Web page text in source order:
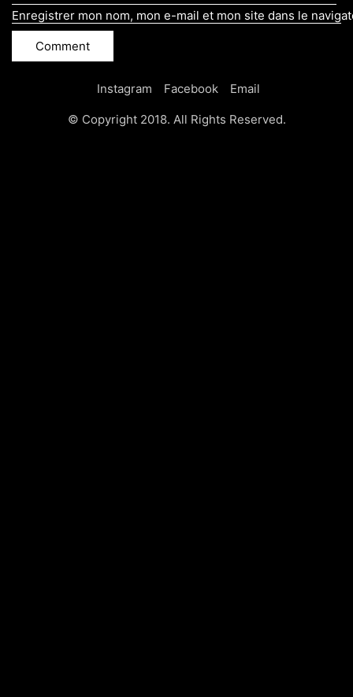
Enregistrer mon nom, mon e-mail et mon site dans le
Instagram Facebook Email
© Copyright 2018. All Rights Reserved.